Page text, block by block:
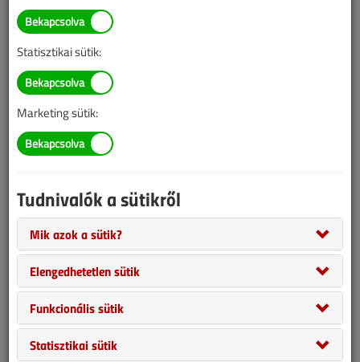
Akik figyelmesen olvasták legutóbbi számainkat, azoknak
feltűnhetett, hogy mindegyikben vagy visszatértünk valamely
régebbi témánkra, vagy pedig – nyomós okkal – újraközöltük egy
korábbi írásunkat, amelyet érdeklődésre számot tartónak ítéltünk
meg. És ezt nem véletlenül tettük, hanem mert lapunk áprilisban
ünnepelte 25. születésnapját, így volt hova és miért
visszatekintenünk. Ezúttal az elmúlt negyedszázad legolvasottabb
írását tárjuk ismét olvasóink elé. Az alábbi cikk a 2000 július-
Statisztikai sütik:
Marketing sütik:
Tudnivalók a sütikről
Mik azok a sütik?
Elengedhetetlen sütik
Funkcionális sütik
Statisztikai sütik